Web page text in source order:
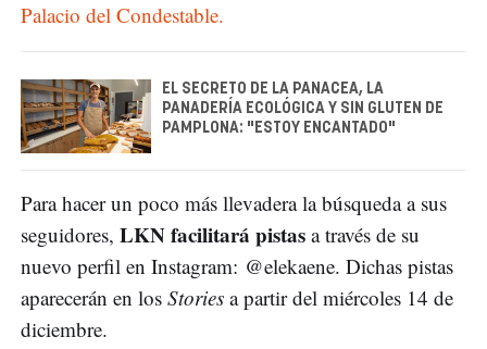
Palacio del Condestable.
EL SECRETO DE LA PANACEA, LA
PANADERÍA ECOLÓGICA Y SIN GLUTEN DE
PAMPLONA: "ESTOY ENCANTADO"
Para hacer un poco más llevadera la búsqueda a sus
seguidores, LKN facilitará pistas a través de su
nuevo perfil en Instagram: @elekaene. Dichas pistas
aparecerán en los Stories a partir del miércoles 14 de
diciembre.